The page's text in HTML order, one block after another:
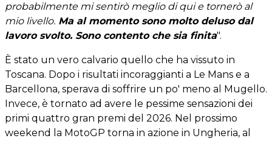
probabilmente mi sentirò meglio di qui e tornerò al
mio livello. Ma al momento sono molto deluso dal
lavoro svolto. Sono contento che sia finita".
È stato un vero calvario quello che ha vissuto in
Toscana. Dopo i risultati incoraggianti a Le Mans e a
Barcellona, sperava di soffrire un po' meno al Mugello.
Invece, è tornato ad avere le pessime sensazioni dei
primi quattro gran premi del 2026. Nel prossimo
weekend la MotoGP torna in azione in Ungheria, al